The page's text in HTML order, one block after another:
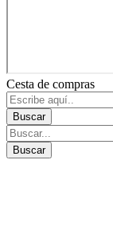
Cesta de compras